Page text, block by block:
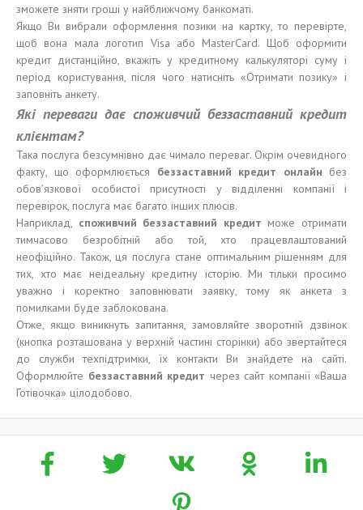
зможете зняти гроші у найближчому банкоматі.
Якщо Ви вибрали оформлення позики на картку, то перевірте,
щоб вона мала логотип Visa або MasterCard. Щоб оформити
кредит дистанційно, вкажіть у кредитному калькуляторі суму і
період користування, після чого натисніть «Отримати позику» і
заповніть анкету.
Які переваги дає споживчий беззаставний кредит
клієнтам?
Така послуга безсумнівно дає чимало переваг. Окрім очевидного
факту, що оформлюється беззаставний кредит онлайн без
обов’язкової особистої присутності у відділенні компанії і
перевірок, послуга має багато інших плюсів.
Наприклад, споживчий беззаставний кредит може отримати
тимчасово безробітній або той, хто працевлаштований
неофіційно. Також, ця послуга стане оптимальним рішенням для
тих, хто має неідеальну кредитну історію. Ми тільки просимо
уважно і коректно заповнювати заявку, тому як анкета з
помилками буде заблокована.
Отже, якщо виникнуть запитання, замовляйте зворотній дзвінок
(кнопка розташована у верхній частині сторінки) або звертайтеся
до служби техпідтримки, їх контакти Ви знайдете на сайті.
Оформлюйте беззаставний кредит через сайт компанії «Ваша
Готівочка» цілодобово.